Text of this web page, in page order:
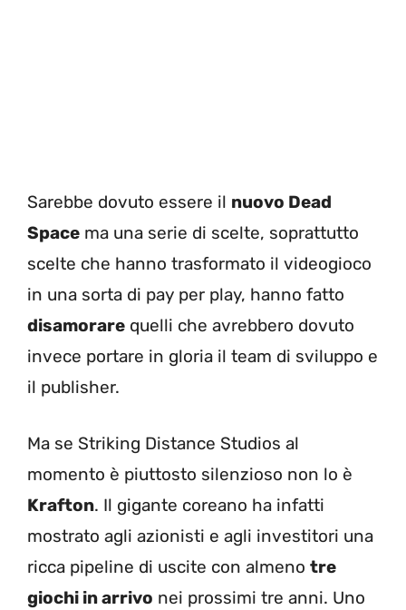
Sarebbe dovuto essere il nuovo Dead
Space ma una serie di scelte, soprattutto
scelte che hanno trasformato il videogioco
in una sorta di pay per play, hanno fatto
disamorare quelli che avrebbero dovuto
invece portare in gloria il team di sviluppo e
il publisher.
Ma se Striking Distance Studios al
momento è piuttosto silenzioso non lo è
Krafton. Il gigante coreano ha infatti
mostrato agli azionisti e agli investitori una
ricca pipeline di uscite con almeno tre
giochi in arrivo nei prossimi tre anni. Uno